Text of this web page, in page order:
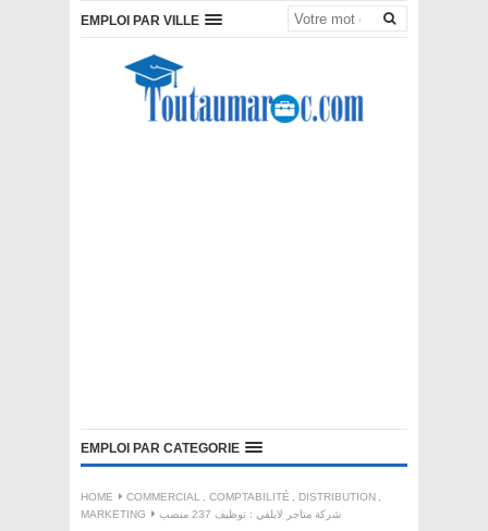
EMPLOI PAR VILLE
EMPLOI PAR CATEGORIE
HOME COMMERCIAL , COMPTABILITÉ , DISTRIBUTION ,
MARKETING
شركة متاجر لابلفي : توظيف 237 منصب